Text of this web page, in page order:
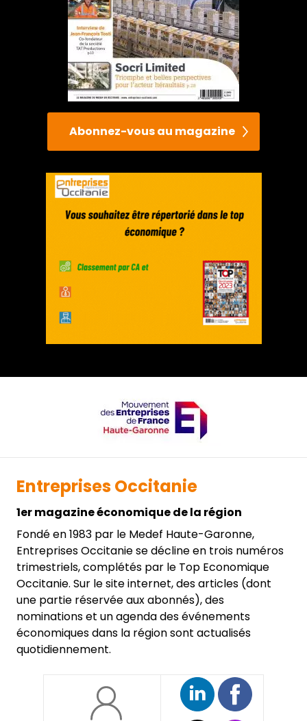
Abonnez-vous au magazine
Entreprises Occitanie
1er magazine économique de la région
Fondé en 1983 par le Medef Haute-Garonne,
Entreprises Occitanie se décline en trois numéros
trimestriels, complétés par le Top Economique
Occitanie. Sur le site internet, des articles (dont
une partie réservée aux abonnés), des
nominations et un agenda des événements
économiques dans la région sont actualisés
quotidiennement.